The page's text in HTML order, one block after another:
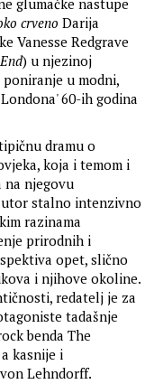
glumačke nastupe
crvenoDarija
Vanesse Redgrave
) u njezinoj
u modni,
60-ih godina
dramu o
koja i temom i
na njegovu
stalno intenzivno
razinama
prirodnih i
opet, slično
i njihove okoline.
redatelj je za
tadašnje
benda The
kasnije i
Lehndorff.